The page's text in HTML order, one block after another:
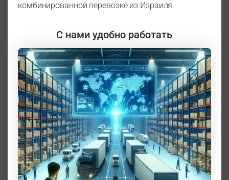
комбинированной перевозке из Израиля.
С нами удобно работать